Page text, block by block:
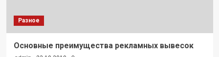
Разное
Основные преимущества рекламных вывесок